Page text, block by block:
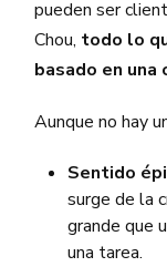
pueden ser
Chou, todo lo
basado en
Aunque no hay
Sentido
surge de la
grande que
una tarea.